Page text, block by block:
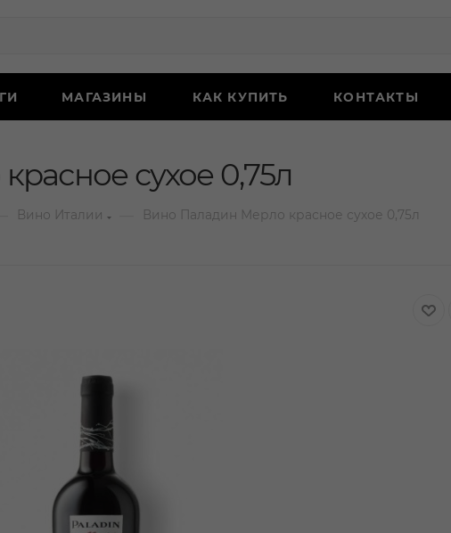
МАГАЗИНЫ КАК КУПИТЬ КОНТАКТЫ
сухое 0,75л
Вино Италии Вино Паладин Мерло красное сухое 0,75л